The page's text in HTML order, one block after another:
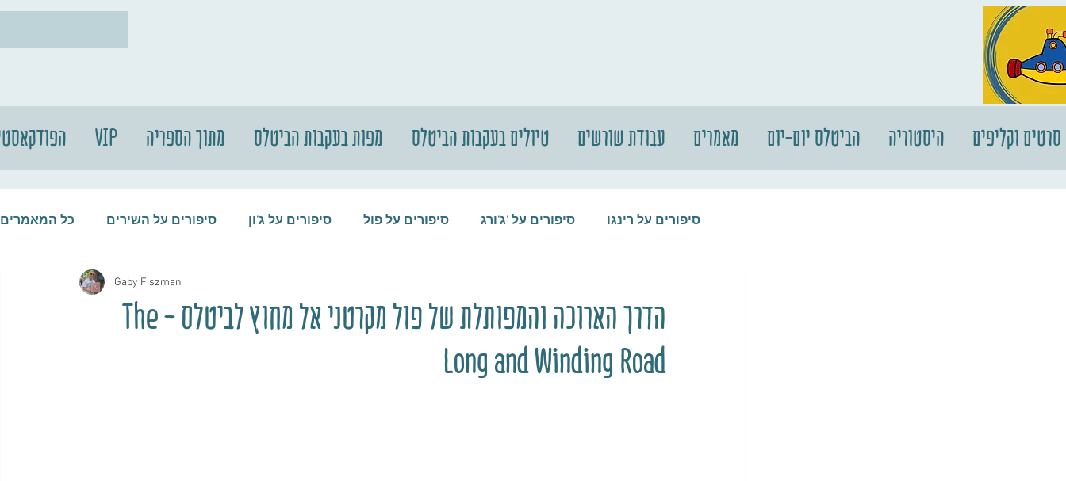
VIP מתוך הספריה מפות בעקבות הביטלס טיולים בעקבות הביטלס עבודת שורשים מאמרים הביטלס יום-יום היסטוריה סרטים וקליפים
כל המאמרים סיפורים על השירים סיפורים על ג'ון סיפורים על פול סיפורים על 'ג'ורג סיפורים על רינגו
סיפורים על הביטלס סיפורים על התקליטים
הדרך הארוכה והמפותלת של פול מקרטני אל מחוץ לביטלס - The
Long and Winding Road
Gaby Fiszman